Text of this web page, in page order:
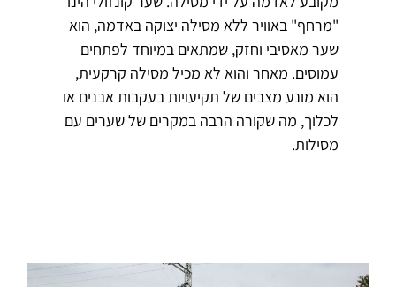
"מרחף" באוויר ללא מסילה יצוקה באדמה, הוא
שער מאסיבי וחזק, שמתאים במיוחד לפתחים
עמוסים. מאחר והוא לא מכיל מסילה קרקעית,
הוא מונע מצבים של תקיעויות בעקבות אבנים או
לכלוך, מה שקורה הרבה במקרים של שערים עם
מסילות.